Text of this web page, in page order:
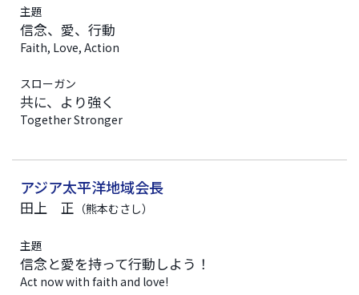
主題
信念、愛、行動
Faith, Love, Action
スローガン
共に、より強く
Together Stronger
アジア太平洋地域会長
田上 正 （熊本むさし）
主題
信念と愛を持って行動しよう！
Act now with faith and love!